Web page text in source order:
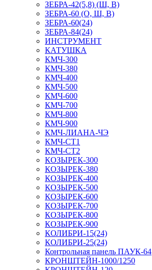
ЗЕБРА-42(5,8) (Ш, В)
ЗЕБРА-60 (О, Ш, В)
ЗЕБРА-60(24)
ЗЕБРА-84(24)
ИНСТРУМЕНТ
КАТУШКА
КМЧ-300
КМЧ-380
КМЧ-400
КМЧ-500
КМЧ-600
КМЧ-700
КМЧ-800
КМЧ-900
КМЧ-ЛИАНА-ЧЭ
КМЧ-СТ1
КМЧ-СТ2
КОЗЫРЕК-300
КОЗЫРЕК-380
КОЗЫРЕК-400
КОЗЫРЕК-500
КОЗЫРЕК-600
КОЗЫРЕК-700
КОЗЫРЕК-800
КОЗЫРЕК-900
КОЛИБРИ-15(24)
КОЛИБРИ-25(24)
Контрольная панель ПАУК-64
КРОНШТЕЙН-1000/1250